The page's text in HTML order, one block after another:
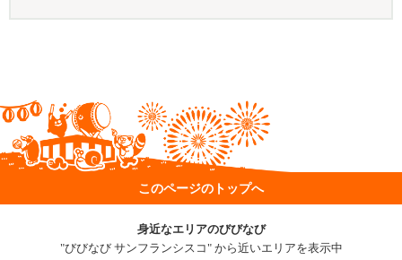
このページのトップへ
身近なエリアのびびなび
"びびなび サンフランシスコ" から近いエリアを表示中